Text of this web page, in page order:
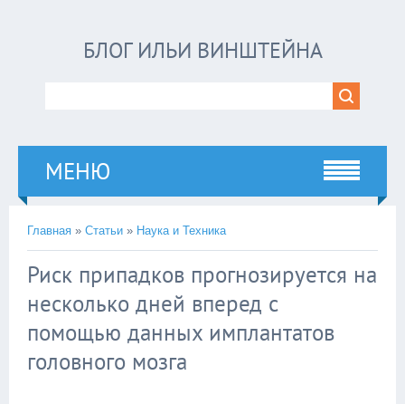
БЛОГ ИЛЬИ ВИНШТЕЙНА
МЕНЮ
Главная » Статьи » Наука и Техника
Риск припадков прогнозируется на
несколько дней вперед с
помощью данных имплантатов
головного мозга